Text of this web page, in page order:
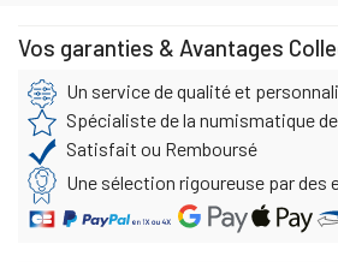
Vos garanties & Avantages
Un service de qualité et
Spécialiste de la numismatique
Satisfait ou Remboursé
Une sélection rigoureuse par